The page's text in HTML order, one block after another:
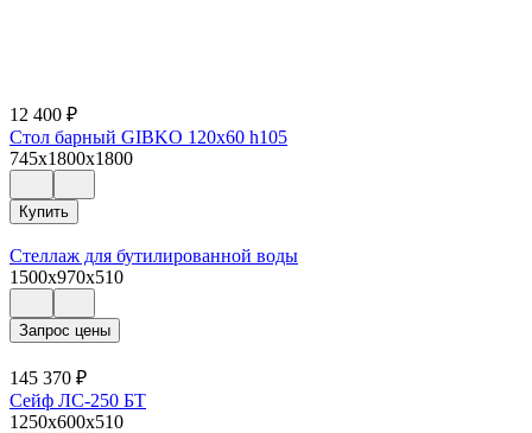
12 400 ₽
Стол барный GIBKO 120х60 h105
745x1800x1800
Купить
Стеллаж для бутилированной воды
1500x970x510
Запрос цены
145 370 ₽
Сейф ЛС-250 БТ
1250x600x510